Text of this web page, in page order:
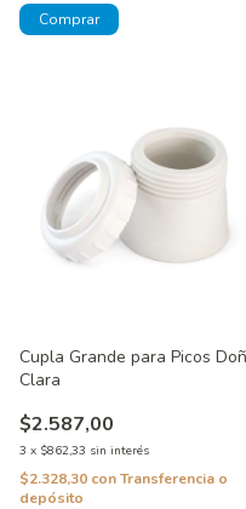
Cupla Grande para Picos
Clara
$2.587,00
3 x $862,33 sin interés
$2.328,30 conTransferencia o
depósito